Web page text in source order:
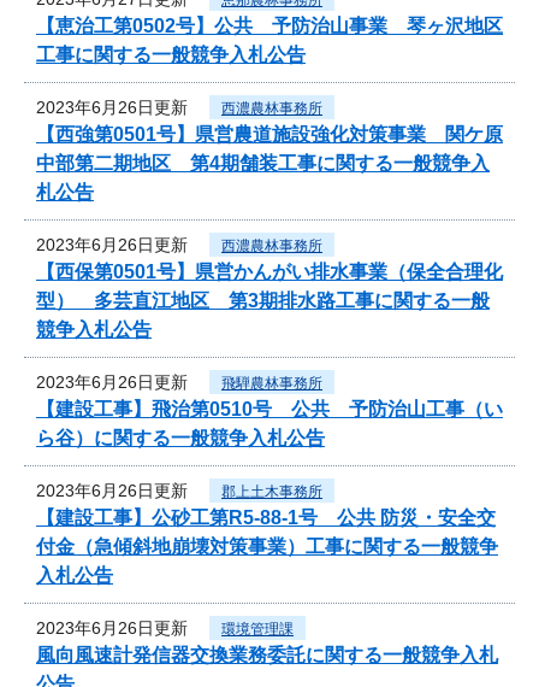
【恵治工第0502号】公共 予防治山事業 琴ヶ沢地区
工事に関する一般競争入札公告
2023年6月26日更新 西濃農林事務所
【西強第0501号】県営農道施設強化対策事業 関ケ原
中部第二期地区 第4期舗装工事に関する一般競争入
札公告
2023年6月26日更新 西濃農林事務所
【西保第0501号】県営かんがい排水事業（保全合理化
型） 多芸直江地区 第3期排水路工事に関する一般
競争入札公告
2023年6月26日更新 飛騨農林事務所
【建設工事】飛治第0510号 公共 予防治山工事（い
ら谷）に関する一般競争入札公告
2023年6月26日更新 郡上土木事務所
【建設工事】公砂工第R5-88-1号 公共 防災・安全交
付金（急傾斜地崩壊対策事業）工事に関する一般競争
入札公告
2023年6月26日更新 環境管理課
風向風速計発信器交換業務委託に関する一般競争入札